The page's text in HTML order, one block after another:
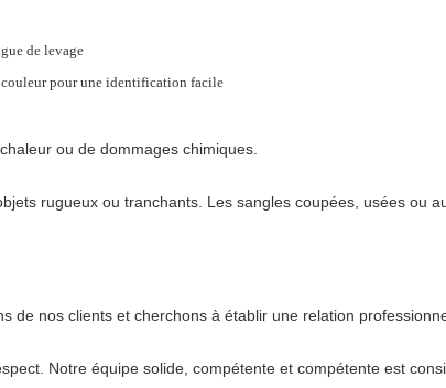
de levage
couleur pour une identification facile
ou de dommages chimiques.
rugueux ou tranchants. Les sangles coupées, usées ou
de nos clients et cherchons à établir une relation
Notre équipe solide, compétente et compétente est